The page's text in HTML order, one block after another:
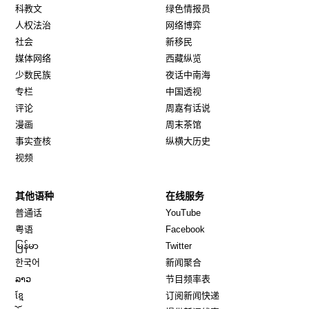
科教文
人权法治
社会
媒体网络
少数民族
专栏
评论
漫画
事实查核
视频
绿色情报员
网络博弈
新移民
西藏纵览
夜话中南海
中国透视
周嘉有话说
周末茶馆
纵横大历史
其他语种
普通话
粤语
မြန်မာ
한국어
ລາວ
ខ្មែ
在线服务
YouTube
Facebook
TwitterOpens in new window
新闻聚合
节目频率表
订阅新闻快递